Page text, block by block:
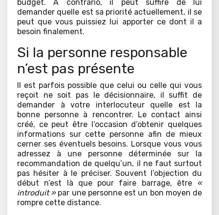
budget. A contrario, il peut suffire de lui
demander quelle est sa priorité actuellement, il se
peut que vous puissiez lui apporter ce dont il a
besoin finalement.
Si la personne responsable
n’est pas présente
Il est parfois possible que celui ou celle qui vous
reçoit ne soit pas le décisionnaire, il suffit de
demander à votre interlocuteur quelle est la
bonne personne à rencontrer. Le contact ainsi
créé, ce peut être l’occasion d’obtenir quelques
informations sur cette personne afin de mieux
cerner ses éventuels besoins. Lorsque vous vous
adressez à une personne déterminée sur la
recommandation de quelqu’un, il ne faut surtout
pas hésiter à le préciser. Souvent l’objection du
début n’est là que pour faire barrage, être
«
introduit »par une personne est un bon moyen de
rompre cette distance.